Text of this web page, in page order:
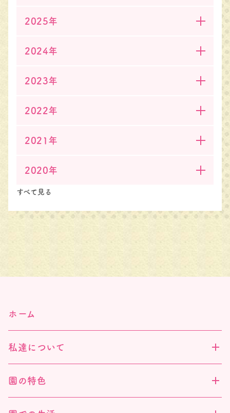
2025年
2024年
2023年
2022年
2021年
2020年
すべて見る
ホーム
私達について
園の特色